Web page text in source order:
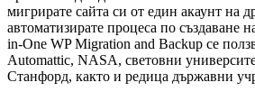
мигрирате сайта си от един акаунт на
автоматизирате процеса по създаване
in-One WP Migration and Backup се
Automattic, NASA, световни
Станфорд, както и редица държавни